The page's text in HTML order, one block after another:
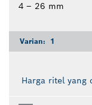
4 – 26 mm
Varian: 1
Harga ritel yang